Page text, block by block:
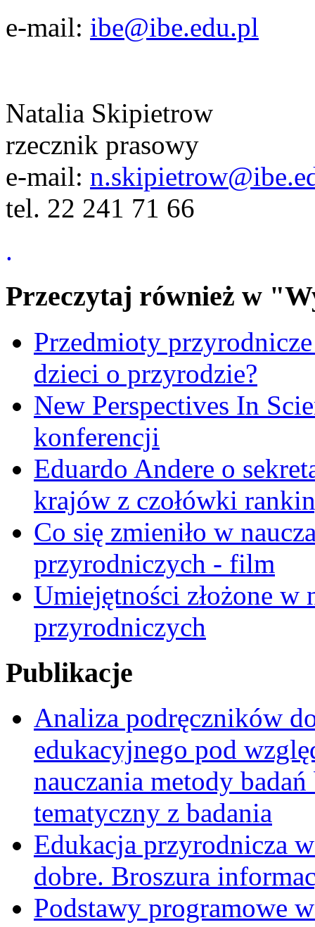
e-mail: ibe@ibe.edu.pl
Natalia Skipietrow
rzecznik prasowy
e-mail:
tel. 22 241 71 66
.
Przeczytaj również w
Przedmioty
dzieci o przyrodzie?
New Perspectives In
konferencji
Eduardo Andere o
krajów z czołówki
Co się zmieniło w
przyrodniczych - film
Umiejętności złożone
przyrodniczych
Publikacje
Analiza podręczników
edukacyjnego pod
nauczania metody
tematyczny z badania
Edukacja przyrodnicza
dobre. Broszura
Podstawy programowe